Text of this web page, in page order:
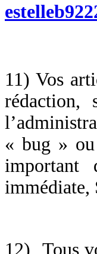
11) Vos
« bug »
important
12) Tous